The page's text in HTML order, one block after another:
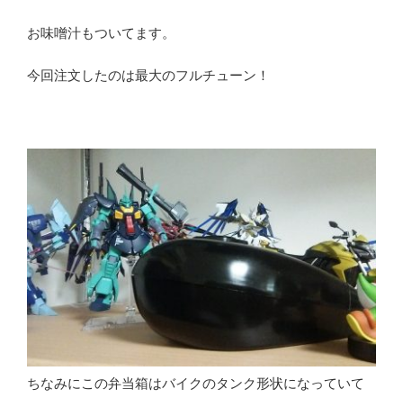
お味噌汁もついてます。
今回注文したのは最大のフルチューン！
ちなみにこの弁当箱はバイクのタンク形状になっていて